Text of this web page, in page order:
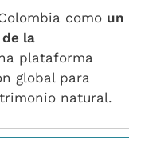
como un
la
plataforma
global para
natural.